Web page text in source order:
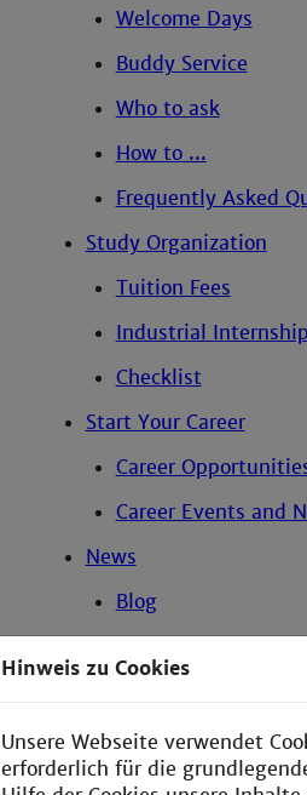
Welcome Days
Buddy Service
Who to ask
How to ...
Frequently Asked
Study Organization
Tuition Fees
Industrial Internship
Checklist
Start Your Career
Career
Career Events and
News
Blog
Fakultät für
Fakultät für
Hinweis zu Cookies
Unsere Webseite verwendet
erforderlich für die